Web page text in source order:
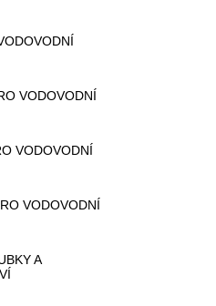
VODOVODNÍ
VODOVODNÍ
VODOVODNÍ
A